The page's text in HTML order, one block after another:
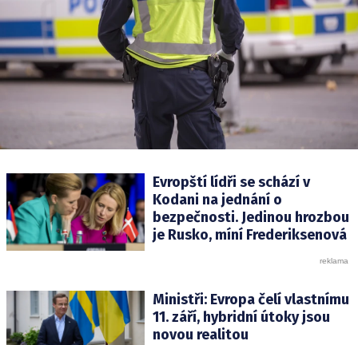
Evropští lídři se schází v
Kodani na jednání o
bezpečnosti. Jedinou hrozbou
je Rusko, míní Frederiksenová
Ministři: Evropa čelí vlastnímu
11. září, hybridní útoky jsou
novou realitou